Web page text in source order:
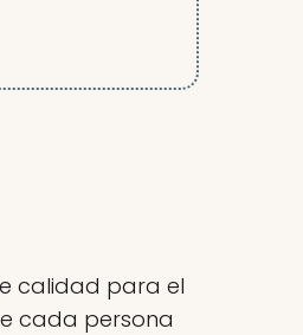
calidad para el
cada persona